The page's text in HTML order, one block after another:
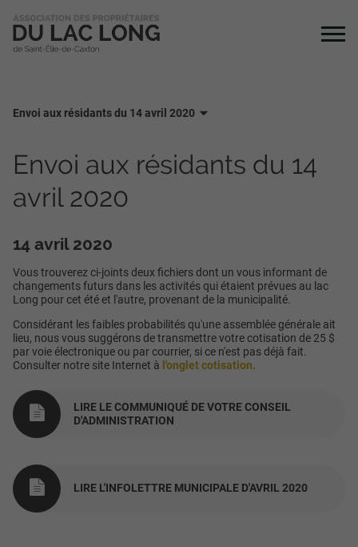
Envoi aux résidants du 14 avril 2020
Envoi aux résidants du 14
avril 2020
14 avril 2020
Vous trouverez ci-joints deux fichiers dont un vous informant de
changements futurs dans les activités qui étaient prévues au lac
Long pour cet été et l'autre, provenant de la municipalité.
Considérant les faibles probabilités qu'une assemblée générale ait
lieu, nous vous suggérons de transmettre votre cotisation de 25 $
par voie électronique ou par courrier, si ce n'est pas déjà fait.
Consulter notre site Internet à l'onglet cotisation.
LIRE LE COMMUNIQUÉ DE VOTRE CONSEIL
D'ADMINISTRATION
LIRE L'INFOLETTRE MUNICIPALE D'AVRIL 2020